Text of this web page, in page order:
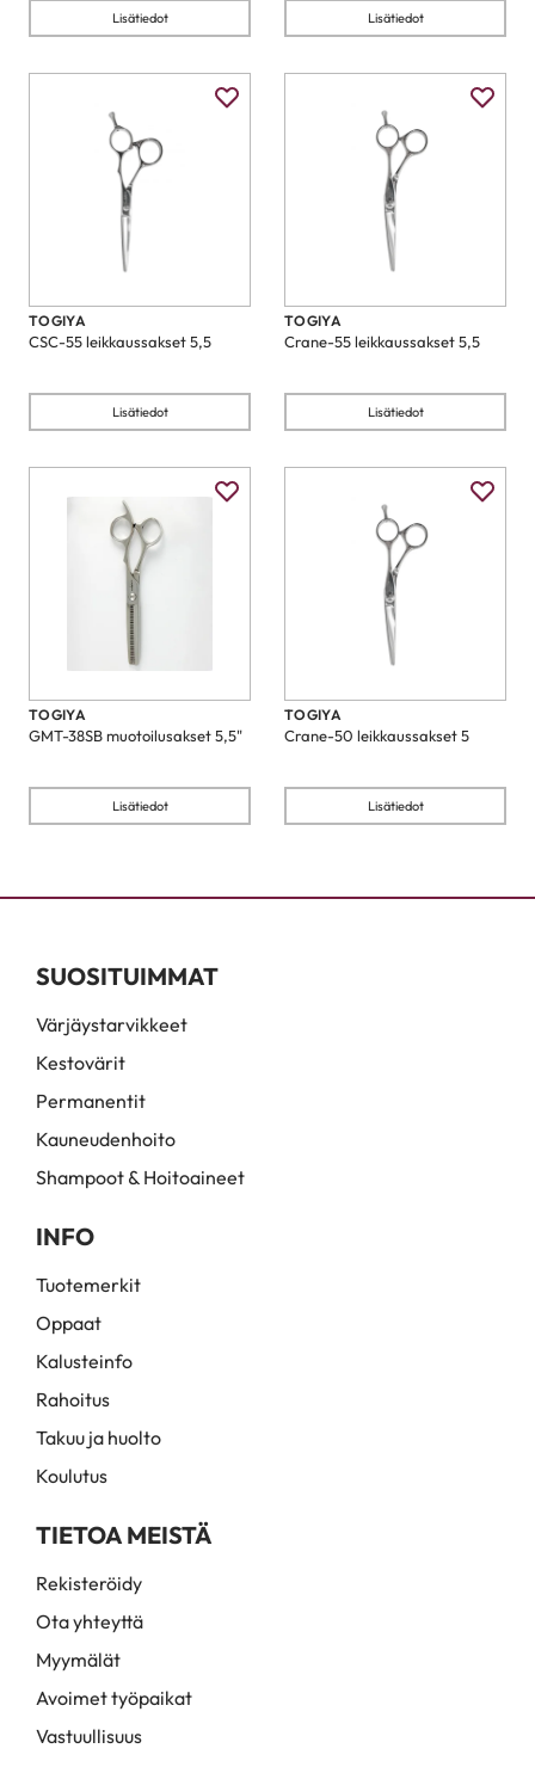
Lisätiedot Lisätiedot
TOGIYA
CSC-55 leikkaussakset 5,5
Lisätiedot
TOGIYA
Crane-55 leikkaussakset 5,5
Lisätiedot
TOGIYA
GMT-38SB muotoilusakset 5,5"
Lisätiedot
TOGIYA
Crane-50 leikkaussakset 5
Lisätiedot
SUOSITUIMMAT
Värjäystarvikkeet
Kestovärit
Permanentit
Kauneudenhoito
Shampoot & Hoitoaineet
INFO
Tuotemerkit
Oppaat
Kalusteinfo
Rahoitus
Takuu ja huolto
Koulutus
TIETOA MEISTÄ
Rekisteröidy
Ota yhteyttä
Myymälät
Avoimet työpaikat
Vastuullisuus